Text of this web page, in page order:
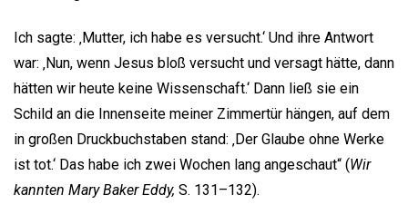
Ich sagte: ‚Mutter, ich habe es versucht.‘ Und ihre Antwort
war: ‚Nun, wenn Jesus bloß versucht und versagt hätte, dann
hätten wir heute keine Wissenschaft.‘ Dann ließ sie ein
Schild an die Innenseite meiner Zimmertür hängen, auf dem
in großen Druckbuchstaben stand: ‚Der Glaube ohne Werke
ist tot.‘ Das habe ich zwei Wochen lang angeschaut“ (Wir
kannten Mary Baker Eddy, S. 131–132).